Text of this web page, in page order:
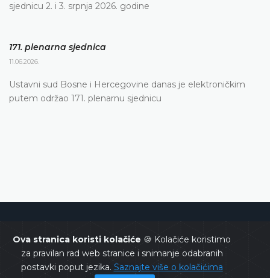
Ova stranica koristi kolačiće 🍪 Kolačiće koristimo
za pravilan rad web stranice i snimanje odabranih
postavki poput jezika. Saznajte više o kolačićima
sjednicu 2. i 3. srpnja 2026. godine
171. plenarna sjednica
11.06.2026.
Ustavni sud Bosne i Hercegovine danas je elektroničkim
putem održao 171. plenarnu sjednicu